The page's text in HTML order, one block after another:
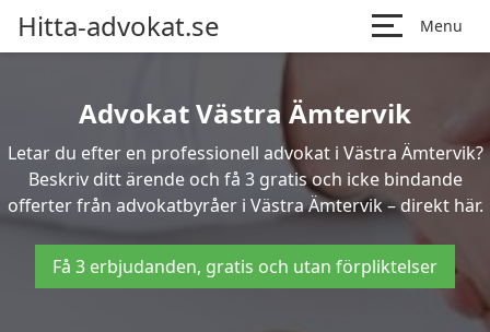
Hitta-advokat.se Menu
Advokat Västra Ämtervik
Letar du efter en professionell advokat i Västra Ämtervik?
Beskriv ditt ärende och få 3 gratis och icke bindande
offerter från advokatbyråer i Västra Ämtervik – direkt här.
Få 3 erbjudanden, gratis och utan förpliktelser